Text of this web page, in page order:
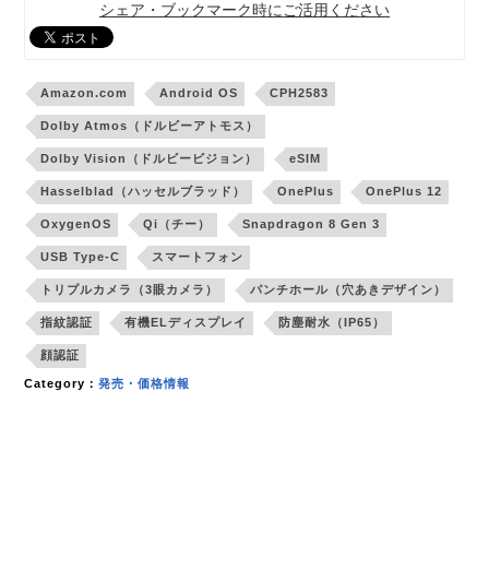
シェア・ブックマーク時にご活用ください
Amazon.com Android OS CPH2583
Dolby Atmos（ドルビーアトモス）
Dolby Vision（ドルビービジョン） eSIM
Hasselblad（ハッセルブラッド） OnePlus OnePlus 12
OxygenOS Qi（チー） Snapdragon 8 Gen 3
USB Type-C スマートフォン
トリプルカメラ（3眼カメラ） パンチホール（穴あきデザイン）
指紋認証 有機ELディスプレイ 防塵耐水（IP65）
顔認証
Category：発売・価格情報